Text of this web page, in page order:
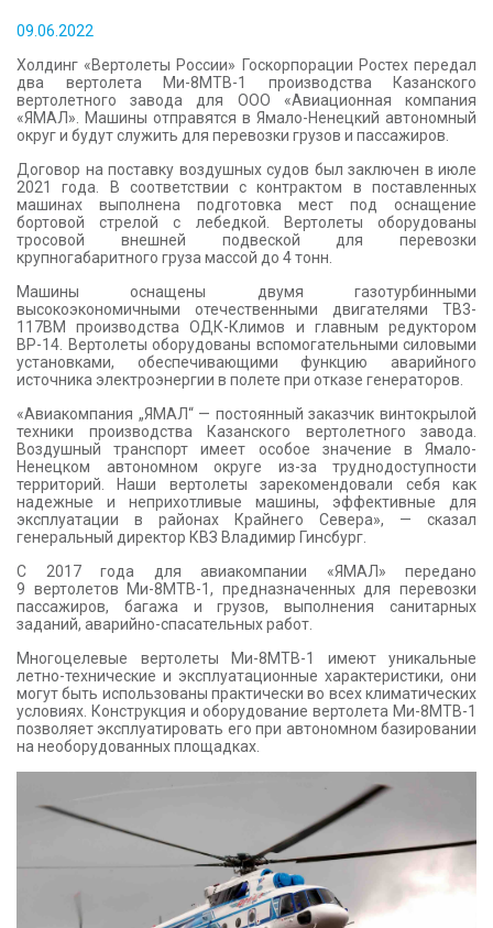
КОНТАКТЫ
09.06.2022
Холдинг «Вертолеты России» Госкорпорации Ростех передал
два вертолета Ми-8МТВ-1 производства Казанского
вертолетного завода для ООО «Авиационная компания
«ЯМАЛ». Машины отправятся в Ямало-Ненецкий автономный
округ и будут служить для перевозки грузов и пассажиров.
Договор на поставку воздушных судов был заключен в июле
2021 года. В соответствии с контрактом в поставленных
машинах выполнена подготовка мест под оснащение
бортовой стрелой с лебедкой. Вертолеты оборудованы
тросовой внешней подвеской для перевозки
крупногабаритного груза массой до 4 тонн.
Машины оснащены двумя газотурбинными
высокоэкономичными отечественными двигателями ТВ3-
117ВМ производства ОДК-Климов и главным редуктором
ВР-14. Вертолеты оборудованы вспомогательными силовыми
установками, обеспечивающими функцию аварийного
источника электроэнергии в полете при отказе генераторов.
«Авиакомпания „ЯМАЛ“ — постоянный заказчик винтокрылой
техники производства Казанского вертолетного завода.
Воздушный транспорт имеет особое значение в Ямало-
Ненецком автономном округе из-за труднодоступности
территорий. Наши вертолеты зарекомендовали себя как
надежные и неприхотливые машины, эффективные для
эксплуатации в районах Крайнего Севера», — сказал
генеральный директор КВЗ Владимир Гинсбург.
С 2017 года для авиакомпании «ЯМАЛ» передано
9 вертолетов Ми-8МТВ-1, предназначенных для перевозки
пассажиров, багажа и грузов, выполнения санитарных
заданий, аварийно-спасательных работ.
Многоцелевые вертолеты Ми-8МТВ-1 имеют уникальные
летно-технические и эксплуатационные характеристики, они
могут быть использованы практически во всех климатических
условиях. Конструкция и оборудование вертолета Ми-8МТВ-1
позволяет эксплуатировать его при автономном базировании
на необорудованных площадках.